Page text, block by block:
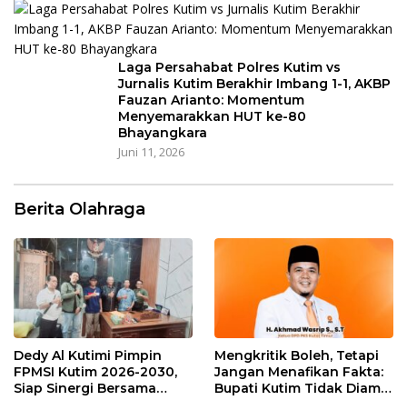
Laga Persahabat Polres Kutim vs
Jurnalis Kutim Berakhir Imbang 1-1, AKBP
Fauzan Arianto: Momentum
Menyemarakkan HUT ke-80
Bhayangkara
Juni 11, 2026
Berita Olahraga
Dedy Al Kutimi Pimpin
FPMSI Kutim 2026-2030,
Siap Sinergi Bersama
Mengkritik Boleh, Tetapi
Jangan Menafikan Fakta:
Bupati Kutim Tidak Diam